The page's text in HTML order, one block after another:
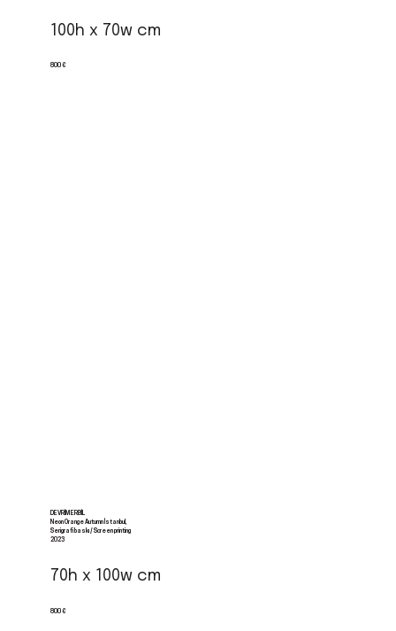
100h x 70w cm
800 €
DEVRIM ERBIL
Neon Orange Autumn İstanbul,
2023
70h x 100w cm
Serigrafi baskı / Screen printing
800 €